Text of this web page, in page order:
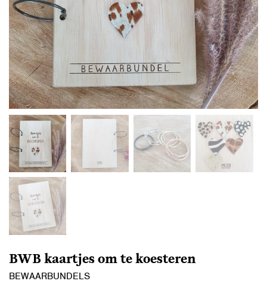
BWB kaartjes om te koesteren
BEWAARBUNDELS